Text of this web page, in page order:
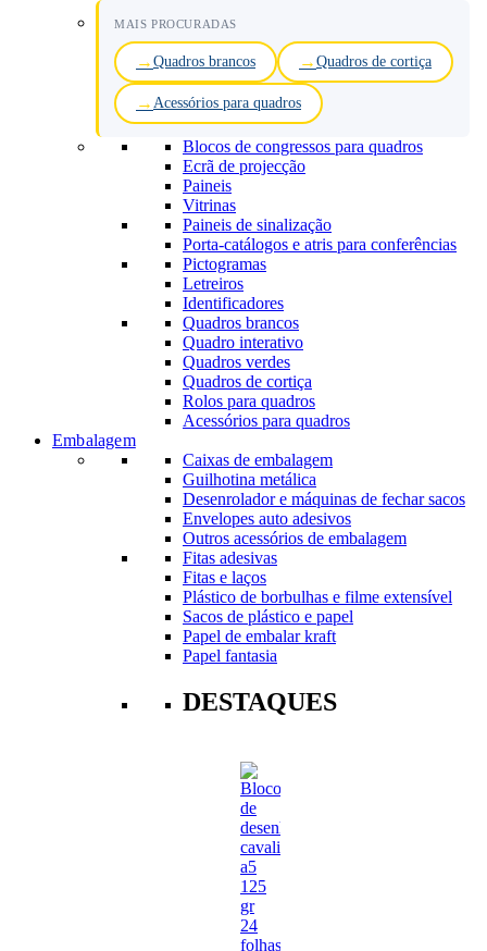
MAIS PROCURADAS
Quadros brancos Quadros de cortiça
Acessórios para quadros
Blocos de congressos para quadros
Ecrã de projecção
Paineis
Vitrinas
Paineis de sinalização
Porta-catálogos e atris para conferências
Pictogramas
Letreiros
Identificadores
Quadros brancos
Quadro interativo
Quadros verdes
Quadros de cortiça
Rolos para quadros
Acessórios para quadros
Embalagem
Caixas de embalagem
Guilhotina metálica
Desenrolador e máquinas de fechar sacos
Envelopes auto adesivos
Outros acessórios de embalagem
Fitas adesivas
Fitas e laços
Plástico de borbulhas e filme extensível
Sacos de plástico e papel
Papel de embalar kraft
Papel fantasia
DESTAQUES